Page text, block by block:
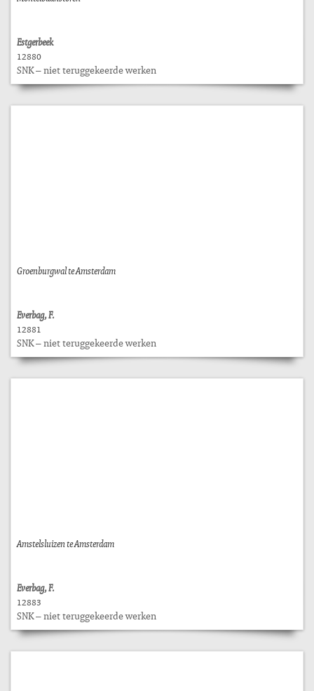
Estgerbeek
12880
SNK – niet teruggekeerde werken
Groenburgwal te Amsterdam
Everbag, F.
12881
SNK – niet teruggekeerde werken
Amstelsluizen te Amsterdam
Everbag, F.
12883
SNK – niet teruggekeerde werken